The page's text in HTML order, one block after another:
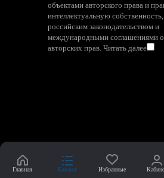
объектами авторского права и
интеллектуальную
российским законодательством и
международными соглашениями
авторских прав. Читать далее
Главная Каталог Избранные